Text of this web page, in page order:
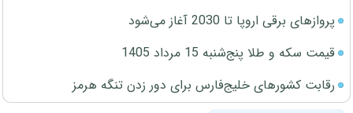
پروازهای برقی اروپا تا 2030 آغاز می‌شود
قیمت سکه و طلا پنج‌شنبه 15 مرداد 1405
رقابت کشورهای خلیج‌فارس برای دور زدن تنگه هرمز